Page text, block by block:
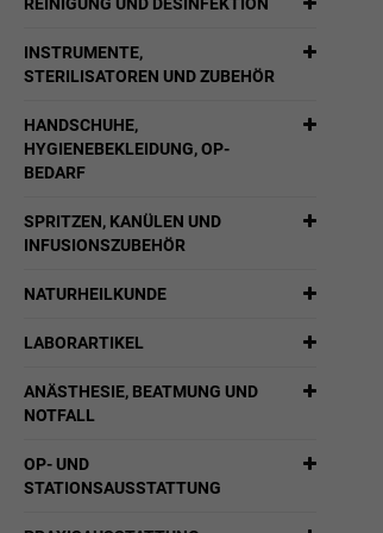
INSTRUMENTE,
STERILISATOREN UND ZUBEHÖR
HANDSCHUHE,
HYGIENEBEKLEIDUNG, OP-
BEDARF
SPRITZEN, KANÜLEN UND
INFUSIONSZUBEHÖR
NATURHEILKUNDE
LABORARTIKEL
ANÄSTHESIE, BEATMUNG UND
NOTFALL
OP- UND
STATIONSAUSSTATTUNG